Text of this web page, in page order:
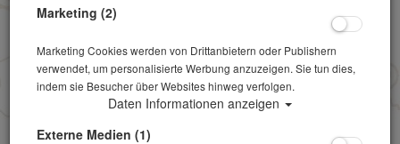
Marketing (2)
Marketing Cookies werden von Drittanbietern oder Publishern
verwendet, um personalisierte Werbung anzuzeigen. Sie tun dies,
indem sie Besucher über Websites hinweg verfolgen.
Daten Informationen anzeigen
Externe Medien (1)